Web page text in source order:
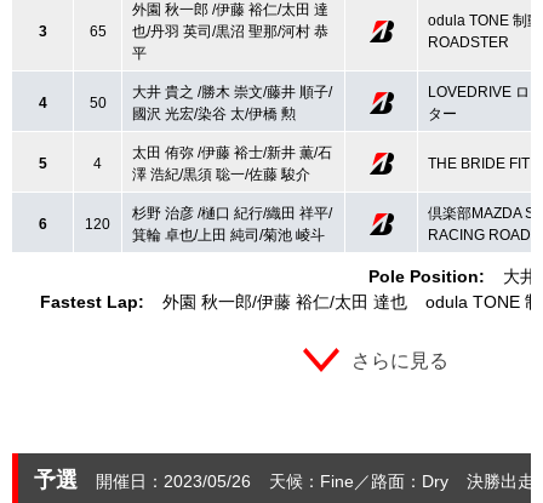
Pole Position:
大井
Fastest Lap:
外園 秋一郎 伊藤 裕仁 太田 達也 odula TONE
3 65
外園 秋一郎 /伊藤 裕仁/太田 達
也/丹羽 英司/黒沼 聖那/河村 恭
平
odula TONE 制
ROADSTER
4 50
大井 貴之 /勝木 崇文/藤井 順子/
國沢 光宏/染谷 太/伊橋 勲
LOVEDRIVE ロ
ター
5 4
太田 侑弥 /伊藤 裕士/新井 薫/石
澤 浩紀/黒須 聡一/佐藤 駿介
THE BRIDE FIT
6 120
杉野 治彦 /樋口 紀行/織田 祥平/
箕輪 卓也/上田 純司/菊池 崚斗
倶楽部MAZDA
RACING
さらに見る
予選 開催日：2023/05/26 天候：Fine 路面：Dry 決勝出走